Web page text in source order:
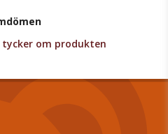
tycker om produkten